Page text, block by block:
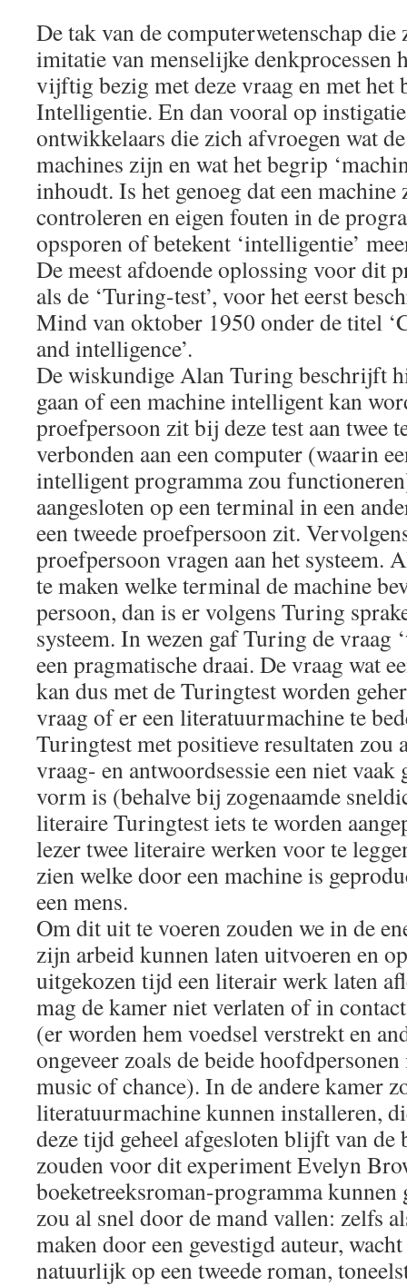
De tak van de computerwetenschap
imitatie van menselijke denkprocessen
vijftig bezig met deze vraag en met het
Intelligentie. En dan vooral op
ontwikkelaars die zich afvroegen wat
machines zijn en wat het begrip
inhoudt. Is het genoeg dat een
controleren en eigen fouten in de
opsporen of betekent ‘intelligentie’
De meest afdoende oplossing voor dit
als de ‘Turing-test’, voor het eerst
Mind van oktober 1950 onder de titel
and intelligence’.
De wiskundige Alan Turing beschrijft
gaan of een machine intelligent kan
proefpersoon zit bij deze test aan twee
verbonden aan een computer (waarin
intelligent programma zou
aangesloten op een terminal in een
een tweede proefpersoon zit.
proefpersoon vragen aan het systeem.
te maken welke terminal de machine
persoon, dan is er volgens Turing
systeem. In wezen gaf Turing de vraag
een pragmatische draai. De vraag wat
kan dus met de Turingtest worden
vraag of er een literatuurmachine te
Turingtest met positieve resultaten zou
vraag- en antwoordsessie een niet
vorm is (behalve bij zogenaamde
literaire Turingtest iets te worden
lezer twee literaire werken voor te
zien welke door een machine is
een mens.
Om dit uit te voeren zouden we in de
zijn arbeid kunnen laten uitvoeren en
uitgekozen tijd een literair werk laten
mag de kamer niet verlaten of in
(er worden hem voedsel verstrekt en
ongeveer zoals de beide
music of chance). In de andere kamer
literatuurmachine kunnen installeren,
deze tijd geheel afgesloten blijft van de
zouden voor dit experiment Evelyn
boeketreeksroman-programma
zou al snel door de mand vallen: zelfs
maken door een gevestigd auteur,
natuurlijk op een tweede roman,